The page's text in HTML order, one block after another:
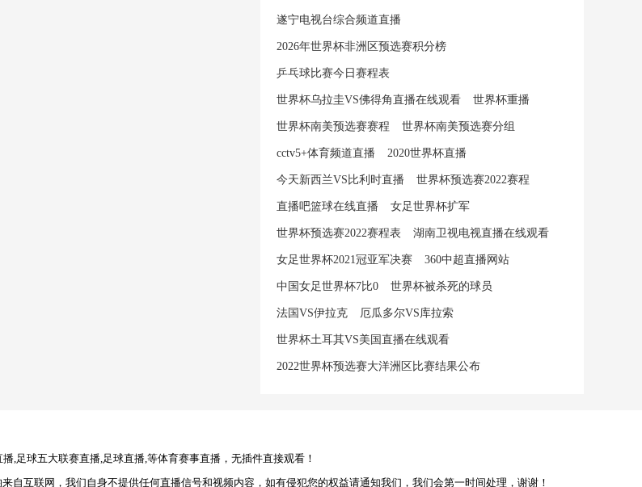
遂宁电视台综合频道直播
2026年世界杯非洲区预选赛积分榜
乒乓球比赛今日赛程表
世界杯乌拉圭VS佛得角直播在线观看 世界杯重播
世界杯南美预选赛赛程 世界杯南美预选赛分组
cctv5+体育频道直播 2020世界杯直播
今天新西兰VS比利时直播 世界杯预选赛2022赛程
直播吧篮球在线直播 女足世界杯扩军
世界杯预选赛2022赛程表 湖南卫视电视直播在线观看
女足世界杯2021冠亚军决赛 360中超直播网站
中国女足世界杯7比0 世界杯被杀死的球员
法国VS伊拉克 厄瓜多尔VS库拉索
世界杯土耳其VS美国直播在线观看
2022世界杯预选赛大洋洲区比赛结果公布
,足球五大联赛直播,足球直播,等体育赛事直播，无插件直接观看！
互联网，我们自身不提供任何直播信号和视频内容，如有侵犯您的权益请通知我们，我们会第一时间处理，谢谢！